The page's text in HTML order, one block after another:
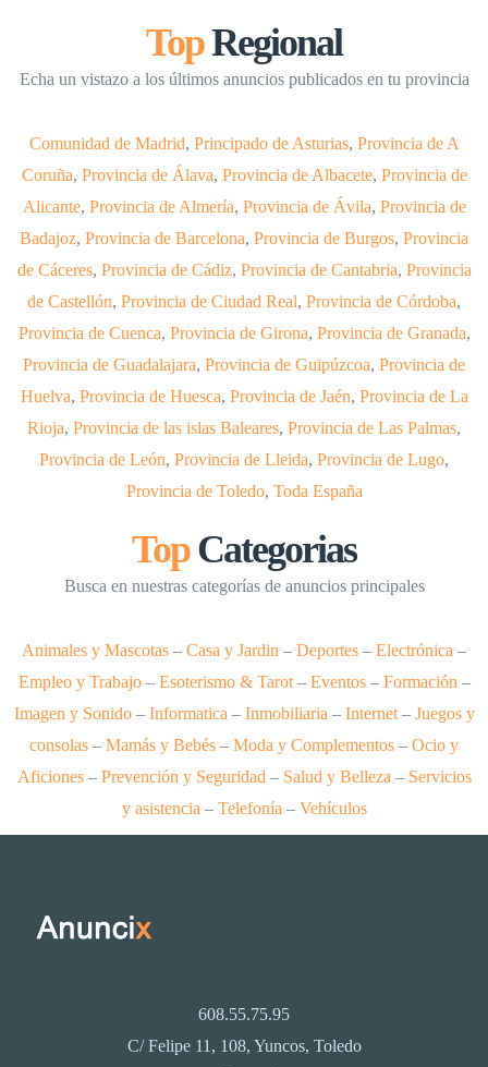
TopRegional
Echa un vistazo a los últimos anuncios publicados en tu provincia
Comunidad de Madrid, Principado de Asturias, Provincia de A
Coruña, Provincia de Álava, Provincia de Albacete, Provincia de
Alicante, Provincia de Almería, Provincia de Ávila, Provincia de
Badajoz, Provincia de Barcelona, Provincia de Burgos, Provincia
de Cáceres, Provincia de Cádiz, Provincia de Cantabria, Provincia
de Castellón, Provincia de Ciudad Real, Provincia de Córdoba,
Provincia de Cuenca, Provincia de Girona, Provincia de Granada,
Provincia de Guadalajara, Provincia de Guipúzcoa, Provincia de
Huelva, Provincia de Huesca, Provincia de Jaén, Provincia de La
Rioja, Provincia de las islas Baleares, Provincia de Las Palmas,
Provincia de León, Provincia de Lleida, Provincia de Lugo,
Provincia de Toledo, Toda España
TopCategorias
Busca en nuestras categorías de anuncios principales
Animales y Mascotas – Casa y Jardin – Deportes – Electrónica –
Empleo y Trabajo– Esoterismo & Tarot– Eventos– Formación –
Imagen y Sonido– Informatica – Inmobiliaria – Internet– Juegos y
consolas – Mamás y Bebés – Moda y Complementos – Ocio y
Aficiones– Prevención y Seguridad – Salud y Belleza – Servicios
y asistencia – Telefonía – Vehículos
608.55.75.95
C/ Felipe 11, 108, Yuncos, Toledo